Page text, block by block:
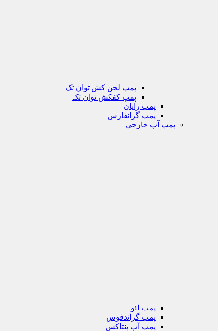
پمپ لجن کش توان تک
پمپ کفکش توان تک
پمپ رایان
پمپ گرانفارس
پمپ آب خارجی
پمپ لئو
پمپ گراندفوس
پمپ آب پنتاکس